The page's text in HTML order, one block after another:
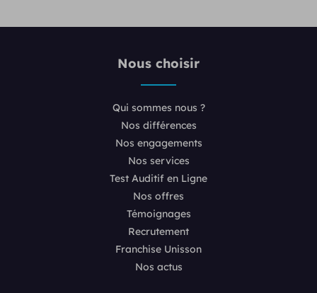
Nous choisir
Qui sommes nous ?
Nos différences
Nos engagements
Nos services
Test Auditif en Ligne
Nos offres
Témoignages
Recrutement
Franchise Unisson
Nos actus